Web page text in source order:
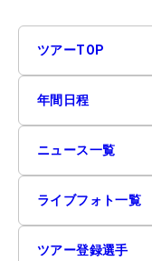
ツアーTOP
年間日程
ニュース一覧
ライブフォト一覧
ツアー登録選手